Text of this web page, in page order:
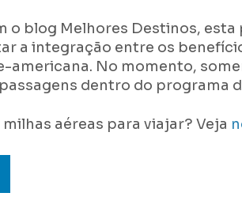
o blog Melhores Destinos, esta
a integração entre os
americana. No momento,
dentro do programa
aéreas para viajar? Veja